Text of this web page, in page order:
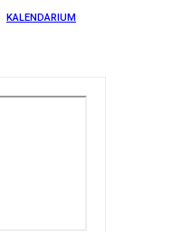
KALENDARIUM